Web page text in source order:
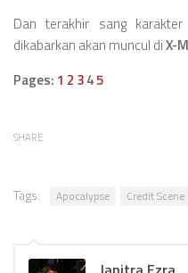
Dan terakhir sang
dikabarkan akan muncul diX-
Pages: 1 2 345
SHARE
Tags: Apocalypse Credit Scene